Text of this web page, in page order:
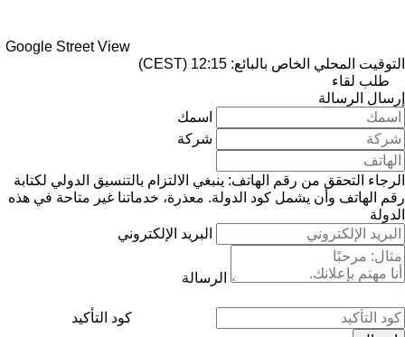
Google Street View
التوقيت المحلي الخاص بالبائع: 12:15 (CEST)
طلب لقاء
إرسال الرسالة
اسمك
شركة
الرجاء التحقق من رقم الهاتف: ينبغي الالتزام بالتنسيق الدولي لكتابة
رقم الهاتف وأن يشمل كود الدولة. معذرة، خدماتنا غير متاحة في هذه
الدولة
البريد الإلكتروني
الرسالة
كود التأكيد